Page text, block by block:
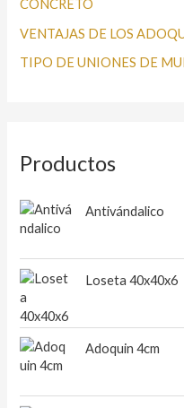
CONCRETO
VENTAJAS DE LOS
TIPO DE UNIONES DE
Productos
Antivándalico
Loseta 40x40x6
Adoquin 4cm